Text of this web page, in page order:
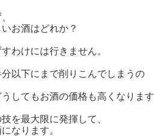
お酒はどれか？
わけには行きません。
以下にまで削りこんでしまうの
してもお酒の価格も高くなります
を最大限に発揮して、
なります。